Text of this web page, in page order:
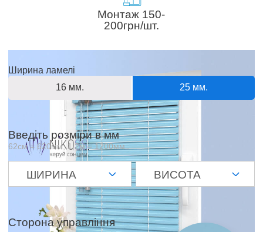
Монтаж 150-
200грн/шт.
Ширина ламелі
16 мм.
25 мм.
Введіть розміри в мм
62см = 620мм, 1,2м = 1200мм
Сторона управління